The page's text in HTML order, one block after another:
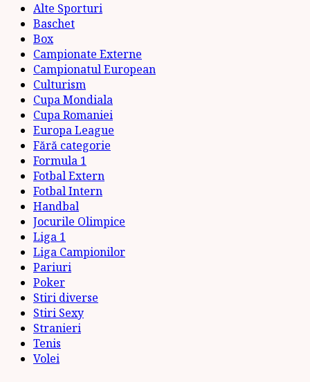
Alte Sporturi
Baschet
Box
Campionate Externe
Campionatul European
Culturism
Cupa Mondiala
Cupa Romaniei
Europa League
Fără categorie
Formula 1
Fotbal Extern
Fotbal Intern
Handbal
Jocurile Olimpice
Liga 1
Liga Campionilor
Pariuri
Poker
Stiri diverse
Stiri Sexy
Stranieri
Tenis
Volei